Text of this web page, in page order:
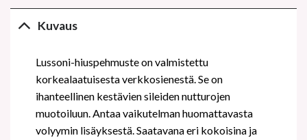
Kuvaus
Lussoni-hiuspehmuste on valmistettu
korkealaatuisesta verkkosienestä. Se on
ihanteellinen kestävien sileiden nutturojen
muotoiluun. Antaa vaikutelman huomattavasta
volyymin lisäyksestä. Saatavana eri kokoisina ja